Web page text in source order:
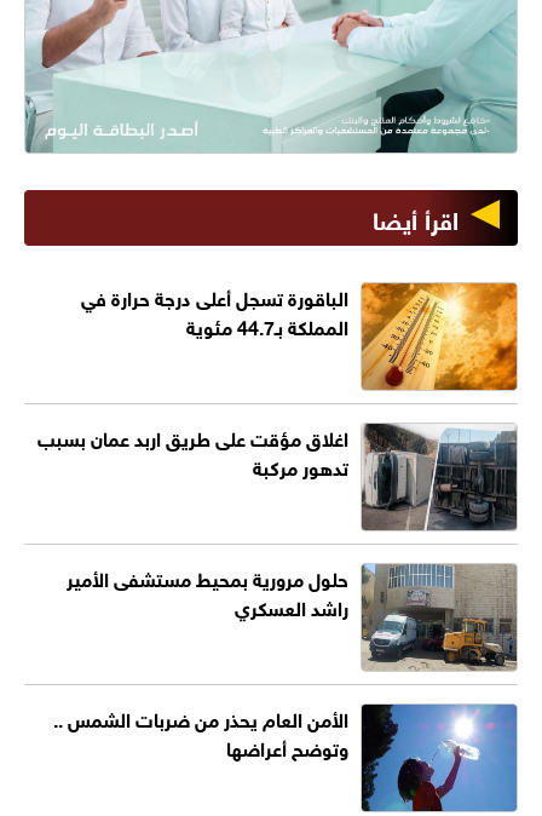
اقرأ أيضا
الباقورة تسجل أعلى درجة حرارة في
المملكة بـ44.7 مئوية
اغلاق مؤقت على طريق اربد عمان بسبب
تدهور مركبة
حلول مرورية بمحيط مستشفى الأمير
راشد العسكري
الأمن العام يحذر من ضربات الشمس ..
وتوضح أعراضها